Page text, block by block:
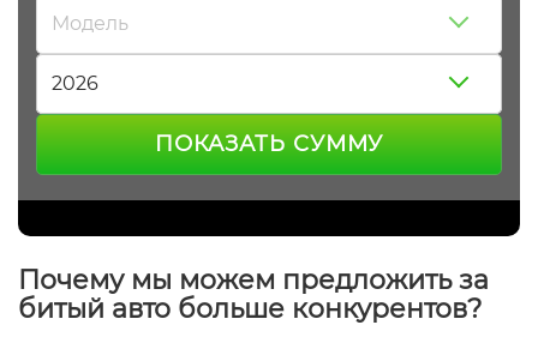
Модель
2026
ПОКАЗАТЬ СУММУ
Почему мы можем предложить за
битый авто больше конкурентов?